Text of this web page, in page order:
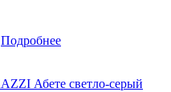
Подробнее